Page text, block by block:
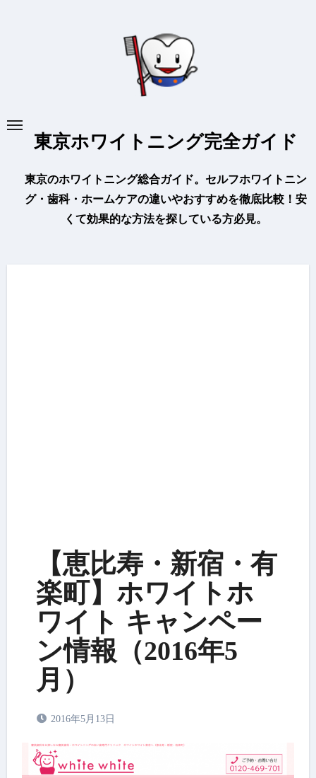
プ
東京ホワイトニング完全ガイド
東京のホワイトニング総合ガイド。セルフホワイトニン
グ・歯科・ホームケアの違いやおすすめを徹底比較！安
くて効果的な方法を探している方必見。
【恵比寿・新宿・有
楽町】ホワイトホ
ワイト キャンペー
ン情報（2016年5
月）
2016年5月13日